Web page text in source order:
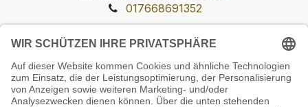
017668691352